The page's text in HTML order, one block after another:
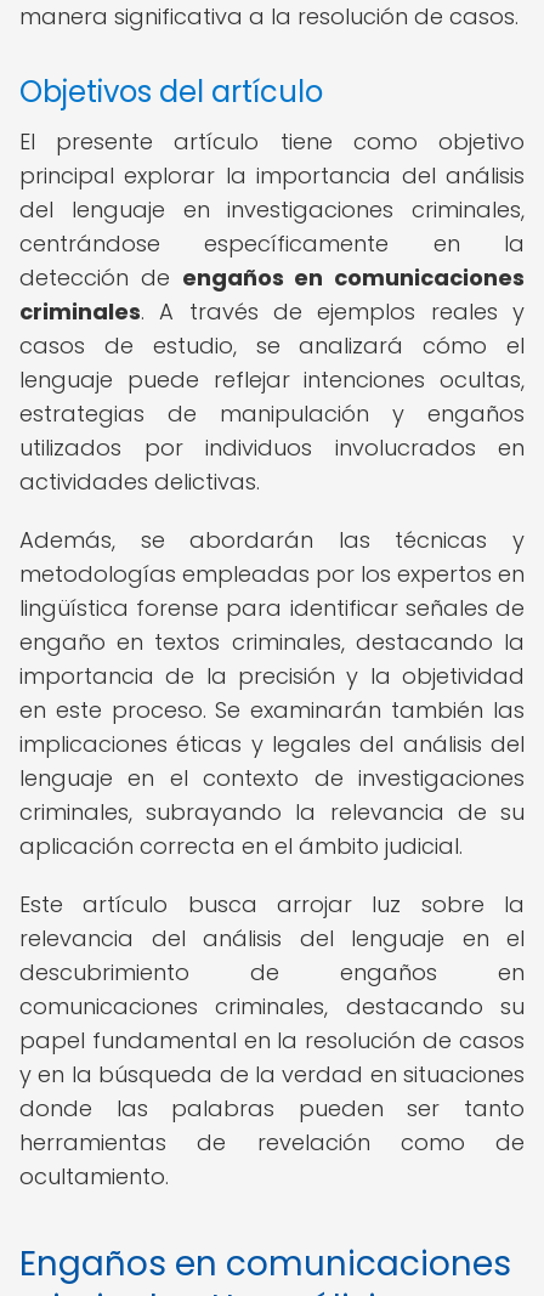
manera significativa a la resolución de casos.
Objetivos del artículo
El presente artículo tiene como objetivo
principal explorar la importancia del análisis
del lenguaje en investigaciones criminales,
centrándose específicamente en la
detección de engaños en comunicaciones
criminales. A través de ejemplos reales y
casos de estudio, se analizará cómo el
lenguaje puede reflejar intenciones ocultas,
estrategias de manipulación y engaños
utilizados por individuos involucrados en
actividades delictivas.
Además, se abordarán las técnicas y
metodologías empleadas por los expertos en
lingüística forense para identificar señales de
engaño en textos criminales, destacando la
importancia de la precisión y la objetividad
en este proceso. Se examinarán también las
implicaciones éticas y legales del análisis del
lenguaje en el contexto de investigaciones
criminales, subrayando la relevancia de su
aplicación correcta en el ámbito judicial.
Este artículo busca arrojar luz sobre la
relevancia del análisis del lenguaje en el
descubrimiento de engaños en
comunicaciones criminales, destacando su
papel fundamental en la resolución de casos
y en la búsqueda de la verdad en situaciones
donde las palabras pueden ser tanto
herramientas de revelación como de
ocultamiento.
Engaños en comunicaciones